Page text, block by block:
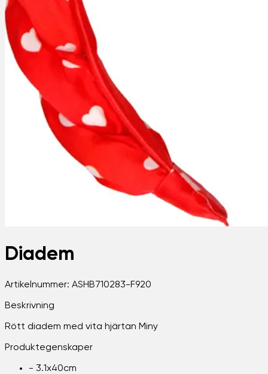
Diadem
Artikelnummer: ASHB710283-F920
Beskrivning
Rött diadem med vita hjärtan Miny
Produktegenskaper
- 3.1x40cm